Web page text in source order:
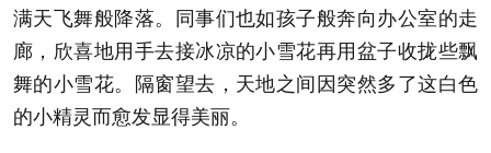
满天飞舞般降落。同事们也如孩子般奔向办公室的走
廊，欣喜地用手去接冰凉的小雪花再用盆子收拢些飘
舞的小雪花。隔窗望去，天地之间因突然多了这白色
的小精灵而愈发显得美丽。